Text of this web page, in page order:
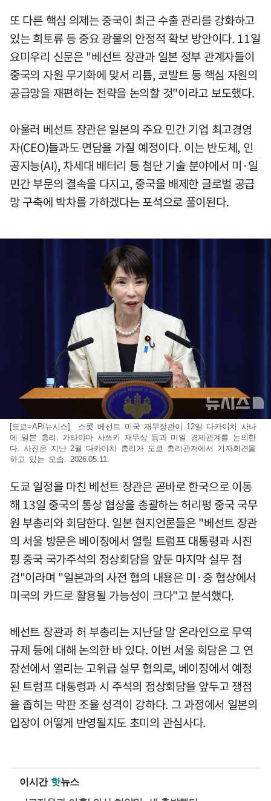
또 다른 핵심 의제는 중국이 최근 수출 관리를 강화하고
있는 희토류 등 중요 광물의 안정적 확보 방안이다. 11일
요미우리 신문은 "베선트 장관과 일본 정부 관계자들이
중국의 자원 무기화에 맞서 리튬, 코발트 등 핵심 자원의
공급망을 재편하는 전략을 논의할 것"이라고 보도했다.
아울러 베선트 장관은 일본의 주요 민간 기업 최고경영
자(CEO)들과도 면담을 가질 예정이다. 이는 반도체, 인
공지능(AI), 차세대 배터리 등 첨단 기술 분야에서 미·일
민간 부문의 결속을 다지고, 중국을 배제한 글로벌 공급
망 구축에 박차를 가하겠다는 포석으로 풀이된다.
[도쿄=AP/뉴시스] 스콧 베선트 미국 재무장관이 12일 다카이치 사나
에 일본 총리, 가타야마 사쓰키 재무상 등과 미일 경제관계를 논의한
다. 사진은 지난 2월 다카이치 총리가 도쿄 총리관저에서 기자회견을
하고 있는 모습. 2026.05.11.
도쿄 일정을 마친 베선트 장관은 곧바로 한국으로 이동
해 13일 중국의 통상 협상을 총괄하는 허리펑 중국 국무
원 부총리와 회담한다. 일본 현지언론들은 "베선트 장관
의 서울 방문은 베이징에서 열릴 트럼프 대통령과 시진
핑 중국 국가주석의 정상회담을 앞둔 마지막 실무 점
검"이라며 "일본과의 사전 협의 내용은 미·중 협상에서
미국의 카드로 활용될 가능성이 크다"고 분석했다.
베선트 장관과 허 부총리는 지난달 말 온라인으로 무역
규제 등에 대해 논의한 바 있다. 이번 서울 회담은 그 연
장선에서 열리는 고위급 실무 협의로, 베이징에서 예정
된 트럼프 대통령과 시 주석의 정상회담을 앞두고 쟁점
을 좁히는 막판 조율 성격이 강하다. 그 과정에서 일본의
입장이 어떻게 반영될지도 초미의 관심사다.
이시간 핫뉴스